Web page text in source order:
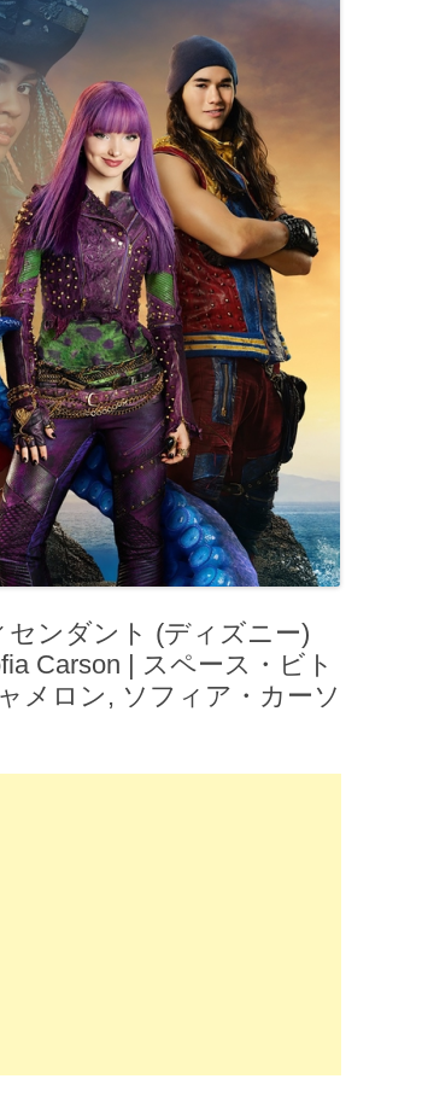
センダント (ディズニー)
Carson | スペース・ビト
メロン, ソフィア・カーソ